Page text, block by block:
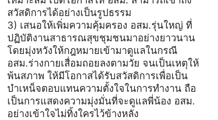
สวัสดิการได้อย่างเป็นรูปธรรม
3) เสนอให้เพิ่มความคุ้มครอง อสม.รุ่นใหญ่ ที่
ปฏิบัติงานสาธารณสุขชุมชนมาอย่างยาวนาน
โดยมุ่งหวังให้กฎหมายเข้ามาดูแลในกรณี
อสม.ร่างกายเสื่อมถอยลงตามวัย จนเป็นเหตุให้
พ้นสภาพ ให้มีโอกาสได้รับสวัสดิการเพื่อเป็น
บำเหน็จตอบแทนความตั้งใจในการทำงาน ถือ
เป็นการแสดงความมุ่งมั่นที่จะดูแลพี่น้อง อสม.
อย่างเข้าใจไม่ทิ้งใครไว้ข้างหลัง